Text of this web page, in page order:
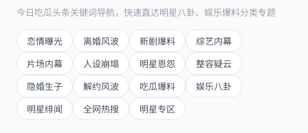
今日吃瓜头条关键词导航，快速直达明星八卦、娱乐爆料分类专题
恋情曝光 离婚风波 新剧爆料
综艺内幕
片场内幕
人设崩塌 明星恩怨
整容疑云
隐婚生子
解约风波 吃瓜爆料
娱乐八卦
明星绯闻
全网热搜 明星专区